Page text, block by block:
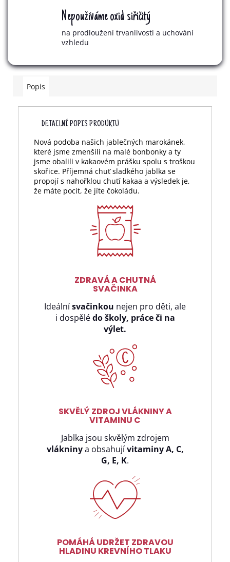
Nepoužíváme oxid siřičitý
na prodloužení trvanlivosti a uchování
vzhledu
Popis
DETAILNÍ POPIS PRODUKTU
Nová podoba našich jablečných marokánek,
které jsme zmenšili na malé bonbonky a ty
jsme obalili v kakaovém prášku spolu s troškou
skořice. Příjemná chuť sladkého jablka se
propojí s nahořklou chuťí kakaa a výsledek je,
že máte pocit, že jíte čokoládu.
ZDRAVÁ A CHUTNÁ
SVAČINKA
Ideálnísvačinkou nejen pro děti, ale
i dospělédo školy, práce či na
výlet.
SKVĚLÝ ZDROJ VLÁKNINY A
VITAMINU C
Jablka jsou skvělým zdrojem
vlákninya obsahujívitaminy A, C,
G, E, K.
POMÁHÁ UDRŽET ZDRAVOU
HLADINU KREVNÍHO TLAKU